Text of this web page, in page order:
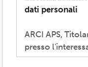
dati personali
ARCI APS,
presso
consenso